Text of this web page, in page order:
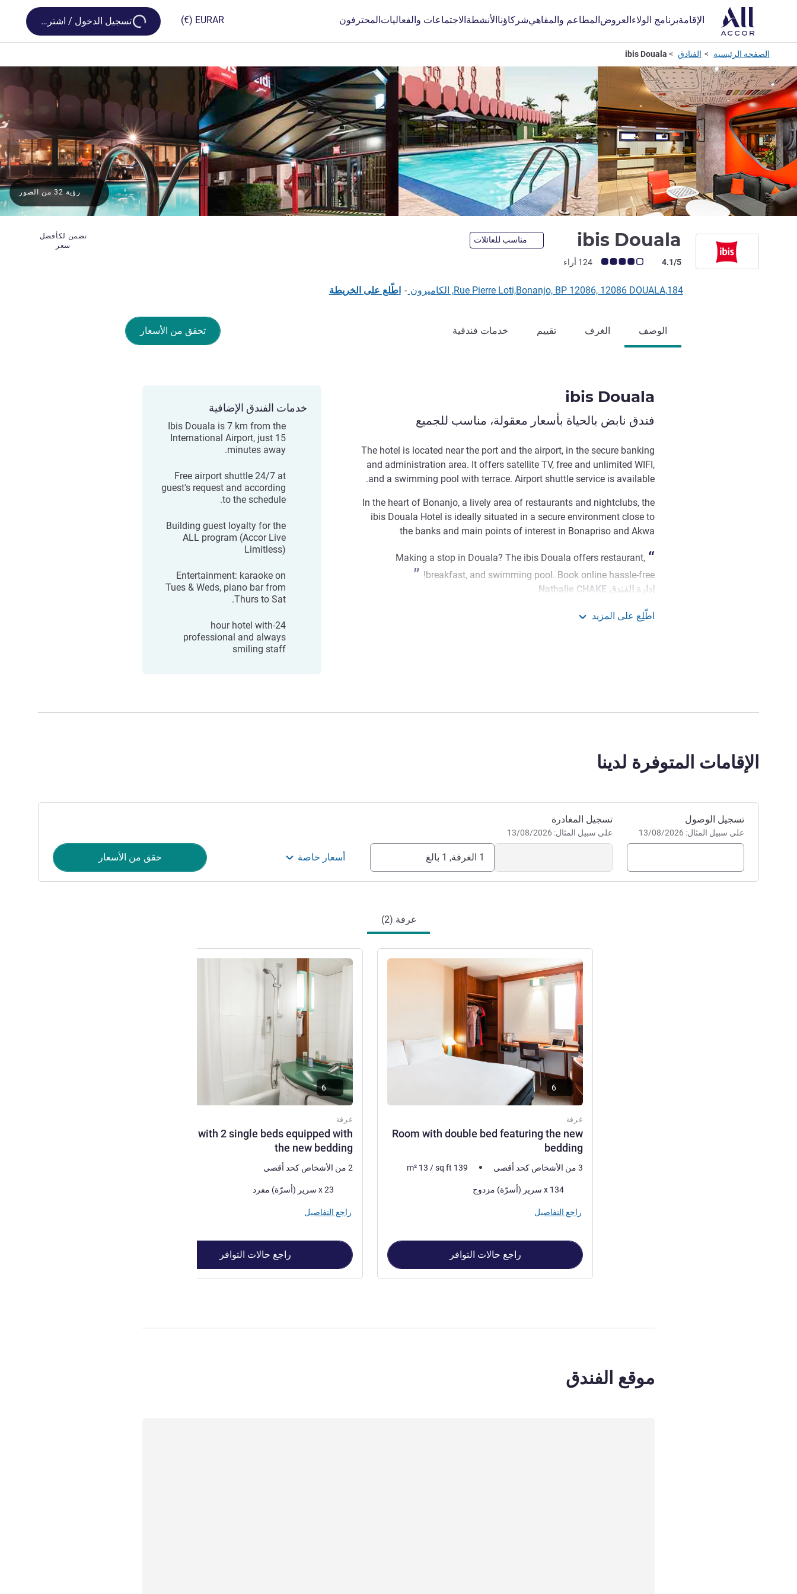
الإقامةبرنامج الولاءالعروضالمطاعم والمقاهيشركاؤناالأنشطةالاجتماعات والفعالياتالمحترفون AR
EUR
(€)
Loading...
تسجيل الدخول / اشترك
الصفحة الرئيسية الفنادق ibis Douala
ibis Douala مناسب للعائلات
ملاحظة أراء العملاء (رأي ALL)
4.1/5 124 أراء
نضمن لكأفضل
سعر
رؤية 32 من الصور
184,Rue Pierre Loti,Bonanjo, BP 12086, 12086 DOUALA, الكاميرون - اطّلع على الخريطة
تحقق من الأسعار الوصف الغرف تقييم خدمات فندقية
ibis Douala
فندق نابض بالحياة بأسعار معقولة، مناسب للجميع
The hotel is located near the port and the airport, in the secure banking
and administration area. It offers satellite TV, free and unlimited WIFI,
and a swimming pool with terrace. Airport shuttle service is available.
In the heart of Bonanjo, a lively area of restaurants and nightclubs, the
ibis Douala Hotel is ideally situated in a secure environment close to
the banks and main points of interest in Bonapriso and Akwa
Making a stop in Douala? The ibis Douala offers restaurant,
breakfast, and swimming pool. Book online hassle-free!
إدارة الفندق Nathalie CHAKE
اطّلِع على المزيد
خدمات الفندق الإضافية
Ibis Douala is 7 km from the
International Airport, just 15
minutes away.
Free airport shuttle 24/7 at
guest's request and according
to the schedule.
Building guest loyalty for the
ALL program (Accor Live
Limitless)
Entertainment: karaoke on
Tues & Weds, piano bar from
Thurs to Sat.
24-hour hotel with
professional and always
smiling staff
الإقامات المتوفرة لدينا
احجز في هذا الفندق
تسجيل الوصول
على سبيل المثال: 13/08/2026
تسجيل المغادرة
على سبيل المثال: 13/08/2026
1 الغرفة, 1 بالغ أسعار خاصة حقق من الأسعار
غرفة (2)
غرفة
Room with double bed featuring the new
bedding
راجع التفاصيل
3 من الأشخاص كحد أقصى m² 13 /sq ft 139
فرش السرير
134 x سرير (أسرّة) مزدوج
راجع التفاصيل
راجع حالات التوافر
غرفة
Room with 2 single beds equipped with
the new bedding
راجع التفاصيل
6
2 من الأشخاص كحد أقصى
فرش السرير
23 x سرير (أسرّة) مفرد
راجع التفاصيل
راجع حالات التوافر
موقع الفندق